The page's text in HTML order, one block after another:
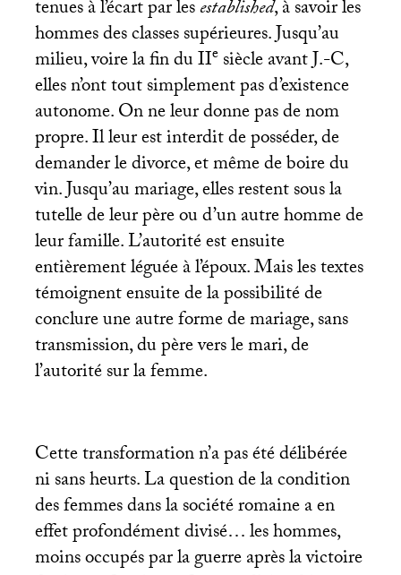
tenues à l’écart par lesestablished, à savoir les
hommes des classes supérieures. Jusqu’au
milieu, voire la fin duIIesiècle avant J.-C,
elles n’ont tout simplement pas d’existence
autonome. On ne leur donne pas de nom
propre. Il leur est interdit de posséder, de
demander le divorce, et même de boire du
vin. Jusqu’au mariage, elles restent sous la
tutelle de leur père ou d’un autre homme de
leur famille. L’autorité est ensuite
entièrement léguée à l’époux. Mais les textes
témoignent ensuite de la possibilité de
conclure une autre forme de mariage, sans
transmission, du père vers le mari, de
l’autorité sur la femme.
Cette transformation n’a pas été délibérée
ni sans heurts. La question de la condition
des femmes dans la société romaine a en
effet profondément divisé… les hommes,
moins occupés par la guerre après la victoire